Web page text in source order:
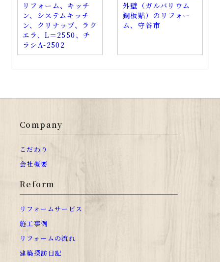
リフォーム、キッチ
ン、システムキッチ
ン、クリナップ、ラク
エラ、L＝2550、チ
ラシA-2502
外壁（ガルバリウム
鋼板貼）のリフォー
ム、守谷市
Company
こだわり
会社概要
Reform
リフォームサービス
施工事例
リフォームの流れ
建築探訪日記